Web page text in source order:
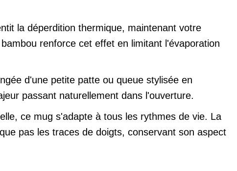
la déperdition thermique, maintenant votre
renforce cet effet en limitant l'évaporation
d'une petite patte ou queue stylisée en
passant naturellement dans l'ouverture.
ce mug s'adapte à tous les rythmes de vie. La
pas les traces de doigts, conservant son aspect